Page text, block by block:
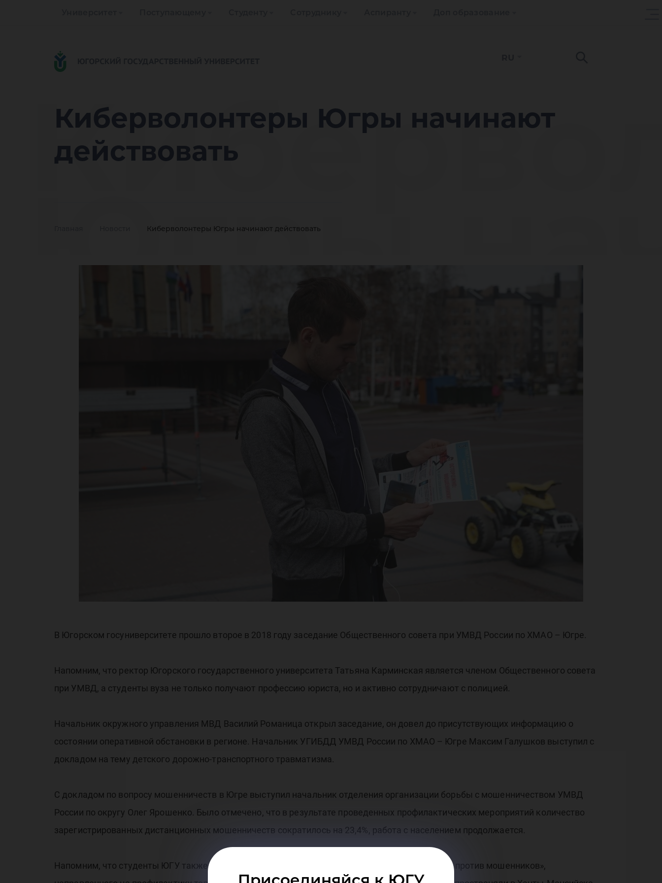
Киберволонтеры Югры начинают
действовать
Киберволонтеры Югры начинают действовать
Югры
В Югорском госуниверситете прошло второе в 2018 году заседание Общественного совета при УМВД России по ХМАО – Югре.
Напомним, что ректор Югорского государственного университета Татьяна Карминская является членом Общественного совета
при УМВД, а студенты вуза не только получают профессию юриста, но и активно сотрудничают с полицией.
Начальник окружного управления МВД Василий Романица открыл заседание, он довел до присутствующих информацию о
состоянии оперативной обстановки в регионе. Начальник УГИБДД УМВД России по ХМАО – Югре Максим Галушков выступил с
докладом на тему детского дорожно-транспортного травматизма.
С докладом по вопросу мошенничеств в Югре выступил начальник отделения организации борьбы с мошенничеством УМВД
России по округу Олег Ярошенко. Было отмечено, что в результате проведенных профилактических мероприятий количество
зарегистрированных дистанционных мошенничеств сократилось на 23,4%, работа с населением продолжается.
Напомним, что студенты ЮГУ также приняли активное участие в реализации марафона «Югра против мошенников»,